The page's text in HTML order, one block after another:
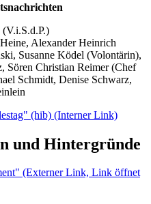
Alexander Heinrich
Susanne Ködel (Volontärin),
Sören Christian Reimer (Chef
Schmidt, Denise Schwarz,
(hib) (Interner Link)
und Hintergründe
(Externer Link, Link öffnet